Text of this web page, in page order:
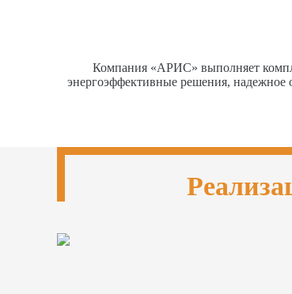
Компания «АРИС» выполняет
энергоэффективные решения,